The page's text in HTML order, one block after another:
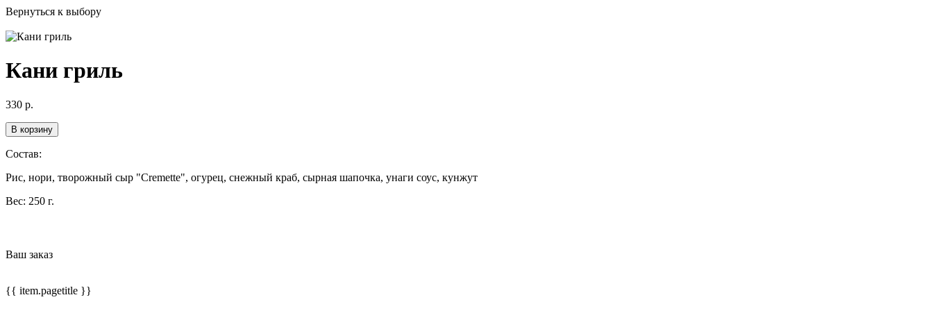
Вернуться к выбору
Кани гриль
330 р.
В корзину
Состав:
Рис, нори, творожный сыр "Cremette", огурец, снежный краб, сырная шапочка, унаги соус, кунжут
Вес: 250 г.
Ваш заказ
{{ item.pagetitle }}